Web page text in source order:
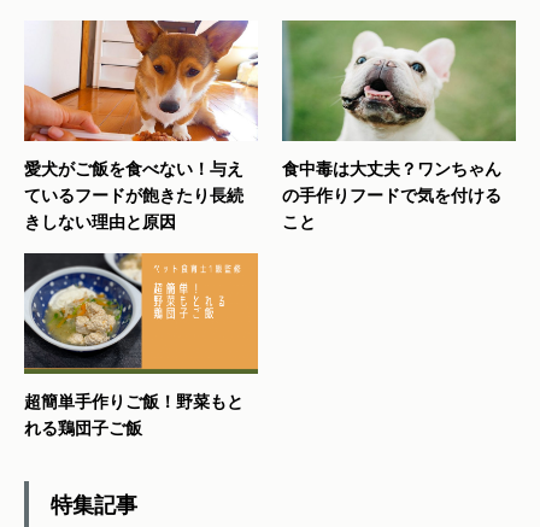
愛犬がご飯を食べない！与え
ているフードが飽きたり長続
きしない理由と原因
食中毒は大丈夫？ワンちゃん
の手作りフードで気を付ける
こと
超簡単手作りご飯！野菜もと
れる鶏団子ご飯
特集記事